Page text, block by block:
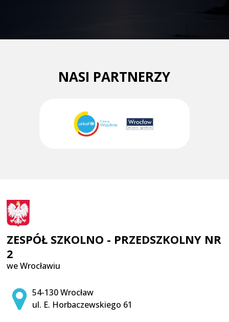
NASI PARTNERZY
ZESPÓŁ SZKOLNO - PRZEDSZKOLNY NR
2
we Wrocławiu
Adres pocztowy:
54-130 Wrocław
ul. E. Horbaczewskiego 61